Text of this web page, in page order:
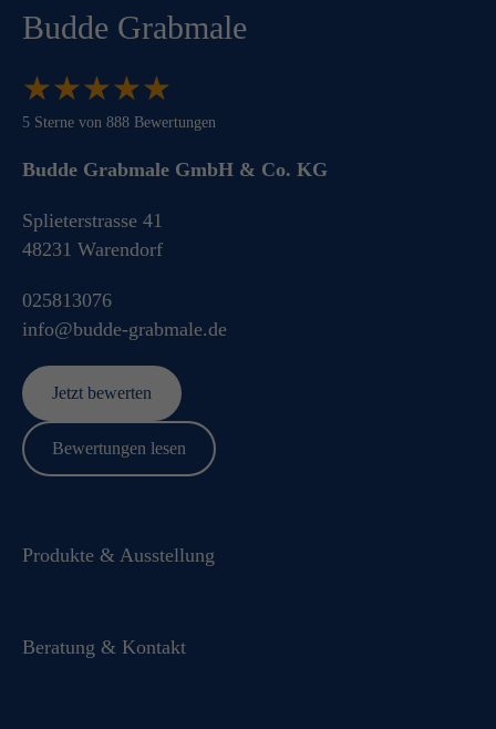
Budde Grabmale
★★★★★
★★★★★
5 Sterne von 888 Bewertungen
Budde Grabmale GmbH & Co. KG
info@budde-grabmale.de
025813076
Splieterstrasse 41
48231 Warendorf
Jetzt bewerten
Bewertungen lesen
Produkte & Ausstellung
Beratung & Kontakt